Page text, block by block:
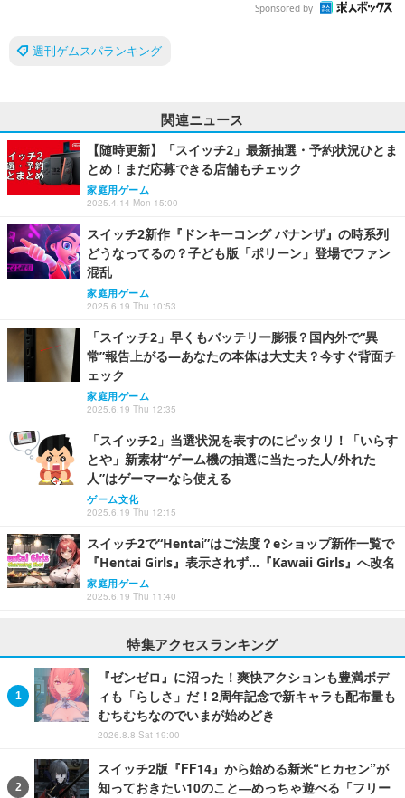
Sponsored by
週刊ゲムスパランキング
関連ニュース
【随時更新】「スイッチ2」最新抽選・予約状況ひとま
とめ！まだ応募できる店舗もチェック
家庭用ゲーム
2025.4.14 Mon 15:00
スイッチ2新作『ドンキーコング バナンザ』の時系列
どうなってるの？子ども版「ポリーン」登場でファン
混乱
家庭用ゲーム
2025.6.19 Thu 10:53
「スイッチ2」早くもバッテリー膨張？国内外で“異
常”報告上がる―あなたの本体は大丈夫？今すぐ背面チ
ェック
家庭用ゲーム
2025.6.19 Thu 12:35
「スイッチ2」当選状況を表すのにピッタリ！「いらす
とや」新素材“ゲーム機の抽選に当たった人/外れた
人”はゲーマーなら使える
ゲーム文化
2025.6.19 Thu 12:15
スイッチ2で“Hentai”はご法度？eショップ新作一覧で
『Hentai Girls』表示されず…『Kawaii Girls』へ改名
家庭用ゲーム
2025.6.19 Thu 11:40
特集アクセスランキング
『ゼンゼロ』に沼った！爽快アクションも豊満ボデ
ィも「らしさ」だ！2周年記念で新キャラも配布量も
むちむちなのでいまが始めどき
2026.8.8 Sat 19:00
スイッチ2版『FF14』から始める新米“ヒカセン”が
知っておきたい10のこと―めっちゃ遊べる「フリー